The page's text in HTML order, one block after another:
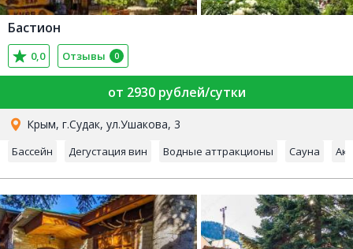
Бастион
0,0 Отзывы 0
от 2930 рублей/сутки
Крым, г.Судак, ул.Ушакова, 3
Бассейн Дегустация вин Водные аттракционы Сауна